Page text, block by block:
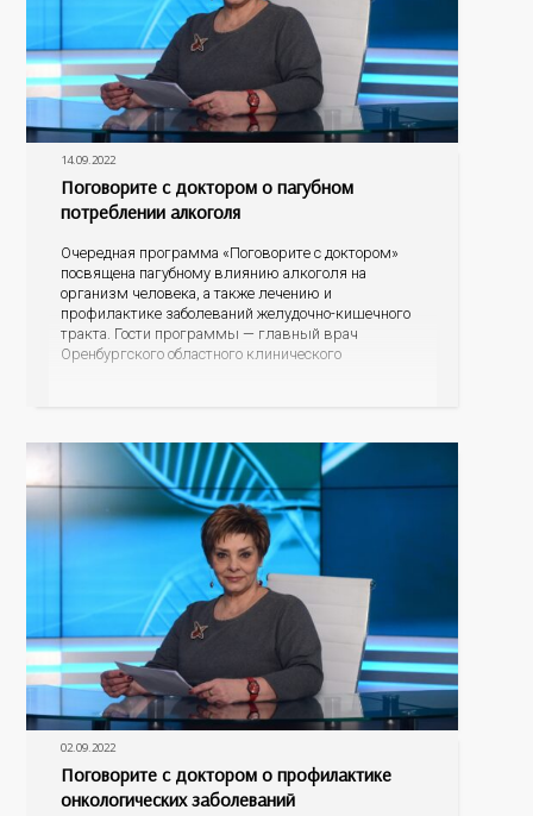
14.09.2022
Поговорите с доктором о пагубном
потреблении алкоголя
Очередная программа «Поговорите с доктором»
посвящена пагубному влиянию алкоголя на
организм человека, а также лечению и
профилактике заболеваний желудочно-кишечного
тракта. Гости программы — главный врач
Оренбургского областного клинического
Анатольевна Подгороднева.
02.09.2022
Поговорите с доктором о профилактике
онкологических заболеваний